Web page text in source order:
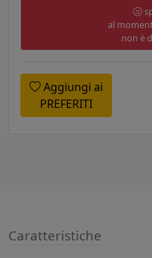
al
non è
Aggiungi ai
PREFERITI
Caratteristiche